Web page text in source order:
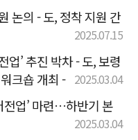
논의 - 도, 정착 지원 간
2025.07.15
업’ 추진 박차 - 도, 보령
크숍 개최 - 2025.03.04
전업’ 마련…하반기 본
2025.03.04